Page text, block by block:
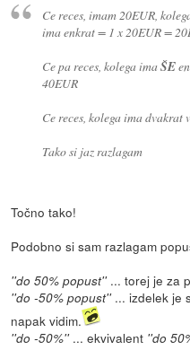
Ce reces, imam 20EUR,
ima enkrat = 1 x 20EUR =
Ce pa reces, kolega imaŠE
40EUR
Ce reces, kolega ima dvakrat
Tako si jaz razlagam
Točno tako!
Podobno si sam razlagam
''do 50% popust''... torej je za
''do -50% popust''... izdelek je
napak vidim.
''do -50%''... ekvivalent ''do